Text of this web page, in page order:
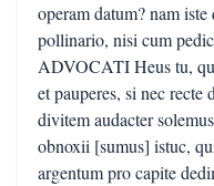
operam datum? nam
pollinario, nisi cum
ADVOCATI Heus tu,
et pauperes, si nec
divitem audacter
obnoxii [sumus] istuc,
argentum pro capite